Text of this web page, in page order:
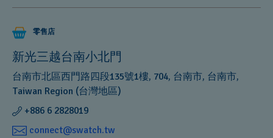
零售店
新光三越台南小北門
台南市北區西門路四段135號1樓, 704, 台南市, 台南市,
Taiwan Region (台灣地區)
+886 6 2828019
connect@swatch.tw